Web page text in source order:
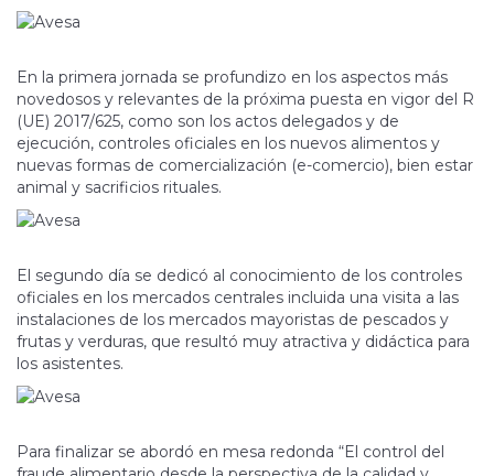
En la primera jornada se profundizo en los aspectos más
novedosos y relevantes de la próxima puesta en vigor del R
(UE) 2017/625, como son los actos delegados y de
ejecución, controles oficiales en los nuevos alimentos y
nuevas formas de comercialización (e-comercio), bien estar
animal y sacrificios rituales.
El segundo día se dedicó al conocimiento de los controles
oficiales en los mercados centrales incluida una visita a las
instalaciones de los mercados mayoristas de pescados y
frutas y verduras, que resultó muy atractiva y didáctica para
los asistentes.
Para finalizar se abordó en mesa redonda “El control del